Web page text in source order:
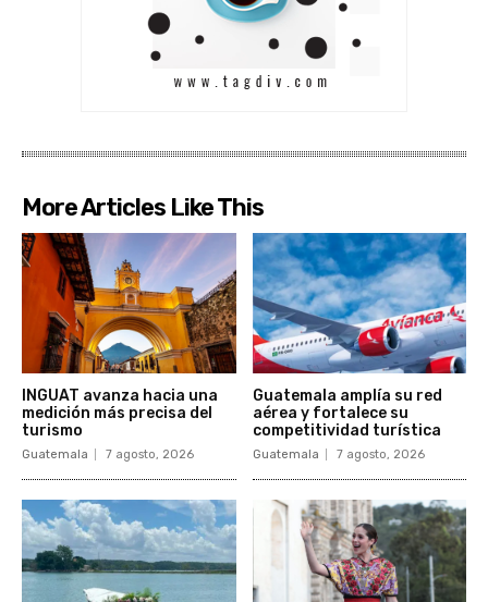
More Articles Like This
INGUAT avanza hacia una
medición más precisa del
turismo
Guatemala 7 agosto, 2026
Guatemala amplía su red
aérea y fortalece su
competitividad turística
Guatemala 7 agosto, 2026